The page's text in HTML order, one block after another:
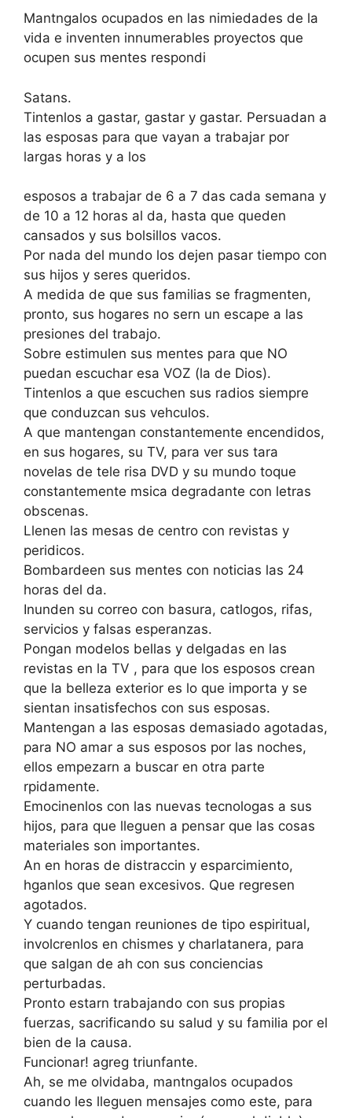
Mantngalos ocupados en las nimiedades de la
vida e inventen innumerables proyectos que
ocupen sus mentes respondi
Satans.
Tintenlos a gastar, gastar y gastar. Persuadan a
las esposas para que vayan a trabajar por
largas horas y a los
esposos a trabajar de 6 a 7 das cada semana y
de 10 a 12 horas al da, hasta que queden
cansados y sus bolsillos vacos.
Por nada del mundo los dejen pasar tiempo con
sus hijos y seres queridos.
A medida de que sus familias se fragmenten,
pronto, sus hogares no sern un escape a las
presiones del trabajo.
Sobre estimulen sus mentes para que NO
puedan escuchar esa VOZ (la de Dios).
Tintenlos a que escuchen sus radios siempre
que conduzcan sus vehculos.
A que mantengan constantemente encendidos,
en sus hogares, su TV, para ver sus tara
novelas de tele risa DVD y su mundo toque
constantemente msica degradante con letras
obscenas.
Llenen las mesas de centro con revistas y
peridicos.
Bombardeen sus mentes con noticias las 24
horas del da.
Inunden su correo con basura, catlogos, rifas,
servicios y falsas esperanzas.
Pongan modelos bellas y delgadas en las
revistas en la TV , para que los esposos crean
que la belleza exterior es lo que importa y se
sientan insatisfechos con sus esposas.
Mantengan a las esposas demasiado agotadas,
para NO amar a sus esposos por las noches,
ellos empezarn a buscar en otra parte
rpidamente.
Emocinenlos con las nuevas tecnologas a sus
hijos, para que lleguen a pensar que las cosas
materiales son importantes.
An en horas de distraccin y esparcimiento,
hganlos que sean excesivos. Que regresen
agotados.
Y cuando tengan reuniones de tipo espiritual,
involcrenlos en chismes y charlatanera, para
que salgan de ah con sus conciencias
perturbadas.
Pronto estarn trabajando con sus propias
fuerzas, sacrificando su salud y su familia por el
bien de la causa.
Funcionar! agreg triunfante.
Ah, se me olvidaba, mantngalos ocupados
cuando les lleguen mensajes como este, para